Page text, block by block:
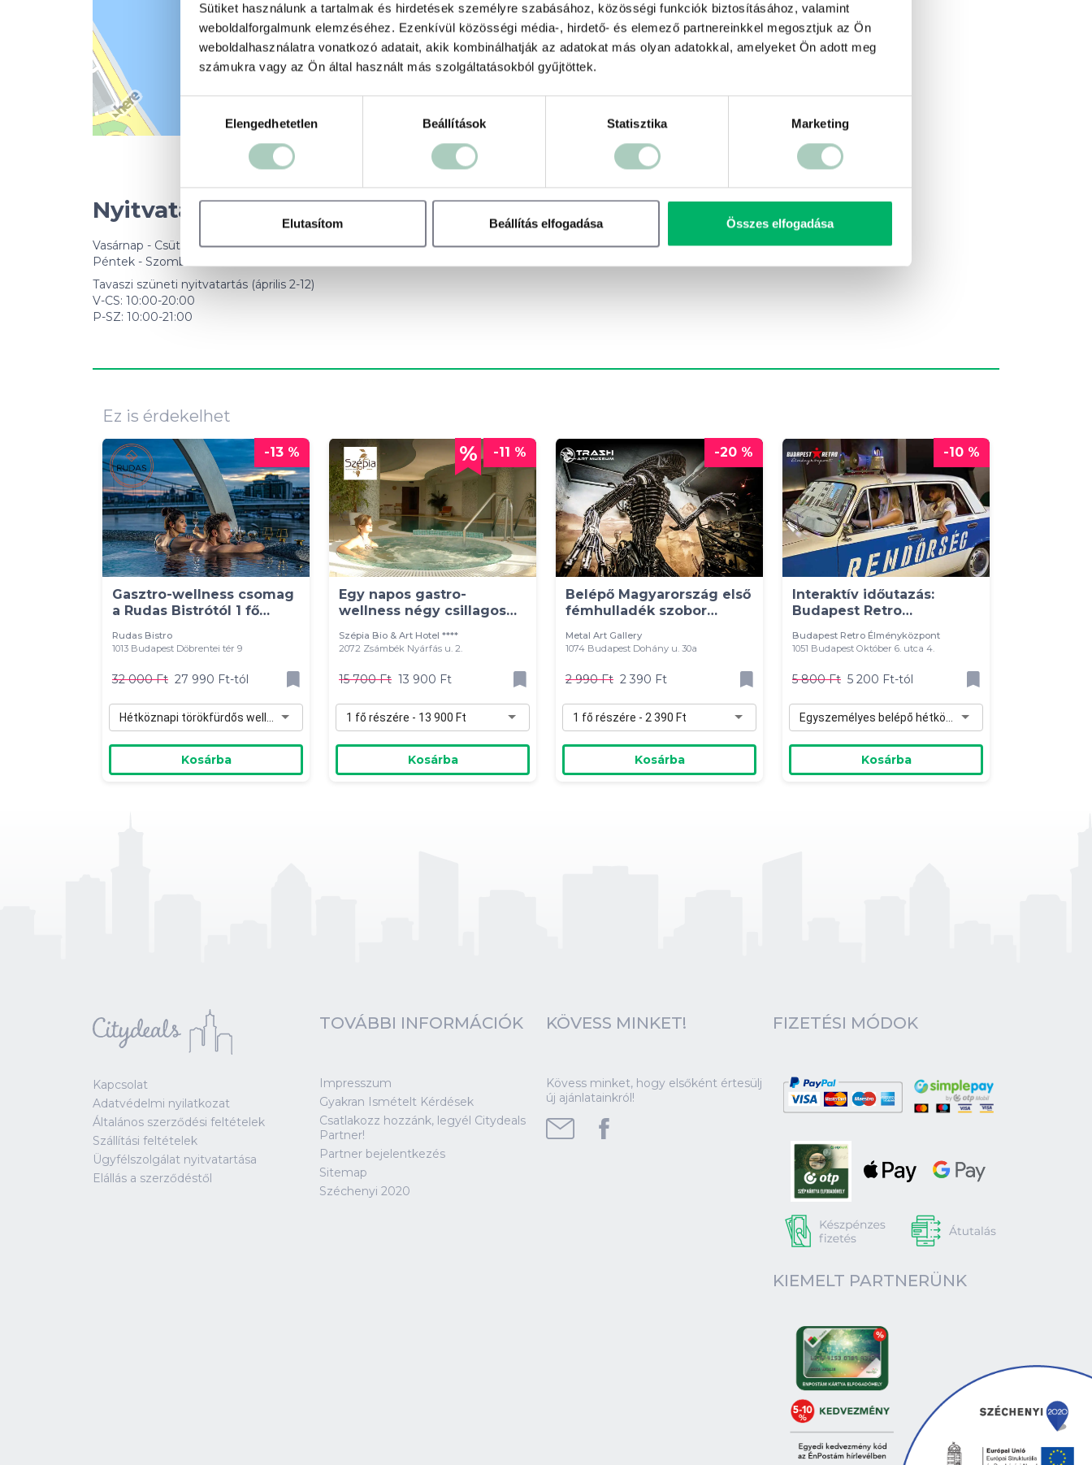
Sütiket használunk a tartalmak és hirdetések személyre szabásához, közösségi funkciók biztosításához, valamint
weboldalforgalmunk elemzéséhez. Ezenkívül közösségi média-, hirdető- és elemező partnereinkkel megosztjuk az Ön
weboldalhasználatra vonatkozó adatait, akik kombinálhatják az adatokat más olyan adatokkal, amelyeket Ön adott meg
számukra vagy az Ön által használt más szolgáltatásokból gyűjtöttek.
kiválasztásaElengedhetetlen Beállítások Statisztika Marketing
Elutasítom Beállítás elfogadása Összes elfogadása
© 1987–2026 HERE
Nyitvatartás
Vasárnap - Csütörtök: 10:00 – 19:00
Péntek - Szombat: 10:00 – 20:00
Tavaszi szüneti nyitvatartás (április 2-12)
V-CS: 10:00-20:00
P-SZ: 10:00-21:00
Ez is érdekelhet
-13 %
Gasztro-wellness csomag
a Rudas Bistrótól 1 fő
Rudas Bistro
1013 Budapest Döbrentei tér 9
32 000 Ft 27 990 Ft-tól
Kosárba
-11 %
Egy napos gastro-
wellness négy csillagos
Szépia Bio & Art Hotel ****
2072 Zsámbék Nyárfás u. 2.
15 700 Ft 13 900 Ft
1 fő részére - 13 900 Ft
Kosárba
-20 %
Belépő Magyarország első
fémhulladék szobor
Metal Art Gallery
1074 Budapest Dohány u. 30a
2 990 Ft 2 390 Ft
1 fő részére - 2 390 Ft
Kosárba
-10 %
Interaktív időutazás:
Budapest Retro
élményközpont belépő
Budapest Retro Élményközpont
1051 Budapest Október 6. utca 4.
5 800 Ft 5 200 Ft-tól
Kosárba
Kapcsolat
Adatvédelmi nyilatkozat
Általános szerződési feltételek
Szállítási feltételek
Ügyfélszolgálat nyitvatartása
Elállás a szerződéstől
TOVÁBBI INFORMÁCIÓK
Impresszum
Gyakran Ismételt Kérdések
Csatlakozz hozzánk, legyél Citydeals
Partner!
Partner bejelentkezés
Sitemap
Széchenyi 2020
KÖVESS MINKET!
Kövess minket, hogy elsőként értesülj
új ajánlatainkról!
FIZETÉSI MÓDOK
KIEMELT PARTNERÜNK